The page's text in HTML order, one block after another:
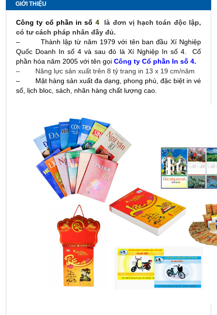
GIỚI THIỆU
Công ty cổ phần in số 4
là đơn vị hạch toán độc lập,
có tư cách pháp nhân đầy đủ.
– Thành lập từ năm 1979 với tên ban đầu Xí Nghiệp
Quốc Doanh In số 4 và sau đó là Xí Nghiệp In số 4. Cổ
phần hóa năm 2005 với tên gọi Công ty Cổ phần In số 4.
– Năng lực sản xuất trên 8 tỷ trang in 13 x 19 cm/năm
– Mặt hàng sản xuất đa dạng, phong phú, đặc biệt in vé
số, lịch bloc, sách, nhãn hàng chất lượng cao.